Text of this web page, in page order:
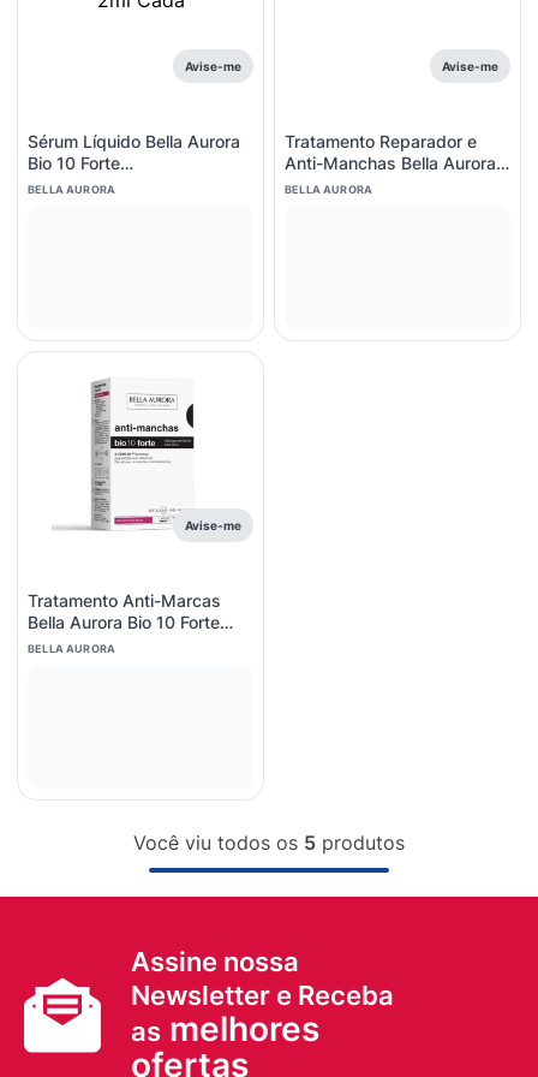
Avise-me
Sérum Líquido Bella Aurora
Bio 10 Forte
Despigmentação Intensiva
BELLA AURORA
Avise-me
Tratamento Reparador e
Anti-Manchas Bella Aurora
Noturno Bella - 50ml
BELLA AURORA
Avise-me
Tratamento Anti-Marcas
Bella Aurora Bio 10 Forte
Pele Normal a Seca Fps20 -
BELLA AURORA
Você viu todos os 5 produtos
Assine nossa
Newsletter e Receba
as melhores
ofertas